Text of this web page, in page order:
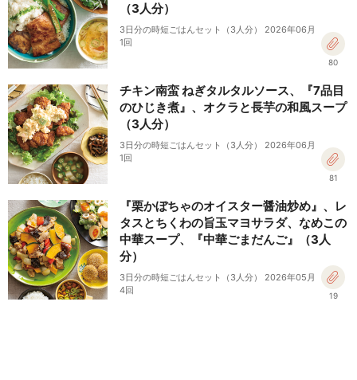
（3人分）
3日分の時短ごはんセット（3人分） 2026年06月
1回
80
チキン南蛮 ねぎタルタルソース、『7品目
のひじき煮』、オクラと長芋の和風スープ
（3人分）
3日分の時短ごはんセット（3人分） 2026年06月
1回
81
『栗かぼちゃのオイスター醤油炒め』、レ
タスとちくわの旨玉マヨサラダ、なめこの
中華スープ、『中華ごまだんご』（3人
分）
3日分の時短ごはんセット（3人分） 2026年05月
4回
19